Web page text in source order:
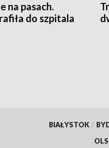
na pasach.
do szpitala
BIAŁYSTOK /